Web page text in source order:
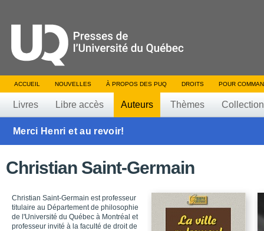
ACCUEIL NOUVELLES À PROPOS DES PUQ DROITS POUR
Livres Libre accès Auteurs Thèmes
Merci Henri et au revoir!
Christian Saint-Germain
Christian Saint-Germain est professeur
titulaire au Département de philosophie
de l'Université du Québec à Montréal et
professeur invité à la faculté de droit de